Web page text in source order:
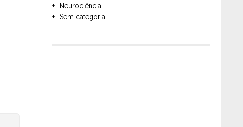
Neurociência
Sem categoria